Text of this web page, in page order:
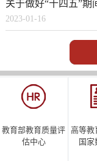
2023-01-16
教育部教育质量评
估中心
高等教
国家